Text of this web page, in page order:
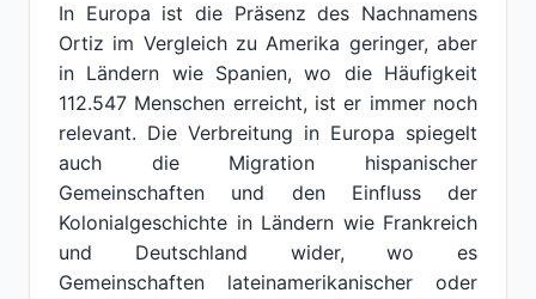
In Europa ist die Präsenz des Nachnamens
Ortiz im Vergleich zu Amerika geringer, aber
in Ländern wie Spanien, wo die Häufigkeit
112.547 Menschen erreicht, ist er immer noch
relevant. Die Verbreitung in Europa spiegelt
auch die Migration hispanischer
Gemeinschaften und den Einfluss der
Kolonialgeschichte in Ländern wie Frankreich
und Deutschland wider, wo es
Gemeinschaften lateinamerikanischer oder